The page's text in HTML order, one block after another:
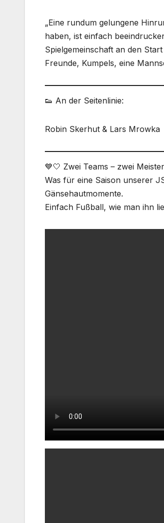
„Eine rundum gelungene
haben, ist einfach
Spielgemeinschaft an den
Freunde, Kumpels, eine
👟 An der Seitenlinie:
Robin Skerhut & Lars Mrowka
💙🤍 Zwei Teams – zwei
Was für eine Saison unserer
Gänsehautmomente.
Einfach Fußball, wie man ihn